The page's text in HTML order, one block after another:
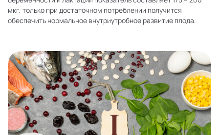
мкг, только при достаточном потреблении получится
обеспечить нормальное внутриутробное развитие плода.